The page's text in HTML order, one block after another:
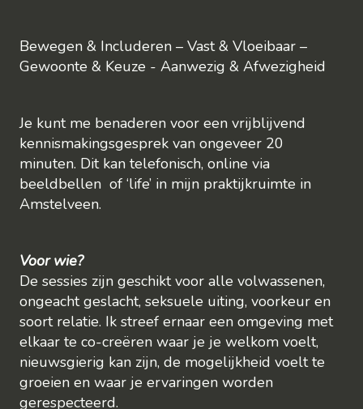
Bewegen & Includeren – Vast & Vloeibaar –
Gewoonte & Keuze - Aanwezig & Afwezigheid
Je kunt me benaderen voor een vrijblijvend
kennismakingsgesprek van ongeveer 20
minuten. Dit kan telefonisch, online via
beeldbellen of ‘life’ in mijn praktijkruimte in
Amstelveen.
Voor wie?
De sessies zijn geschikt voor alle volwassenen,
ongeacht geslacht, seksuele uiting, voorkeur en
soort relatie. Ik streef ernaar een omgeving met
elkaar te co-creëren waar je je welkom voelt,
nieuwsgierig kan zijn, de mogelijkheid voelt te
groeien en waar je ervaringen worden
gerespecteerd.